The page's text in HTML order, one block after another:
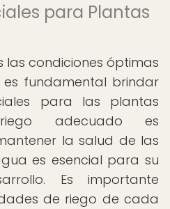
para Plantas
las condiciones óptimas
fundamental brindar
para las plantas
adecuado es
la salud de las
es esencial para su
Es importante
de riego de cada